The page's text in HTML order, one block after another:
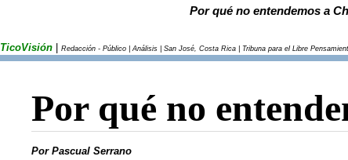
Por qué no entendemos a
TicoVisión Redacción - Público | Análisis | San José, Costa Rica | Tribuna para el Libre
Por qué no
Por Pascual Serrano